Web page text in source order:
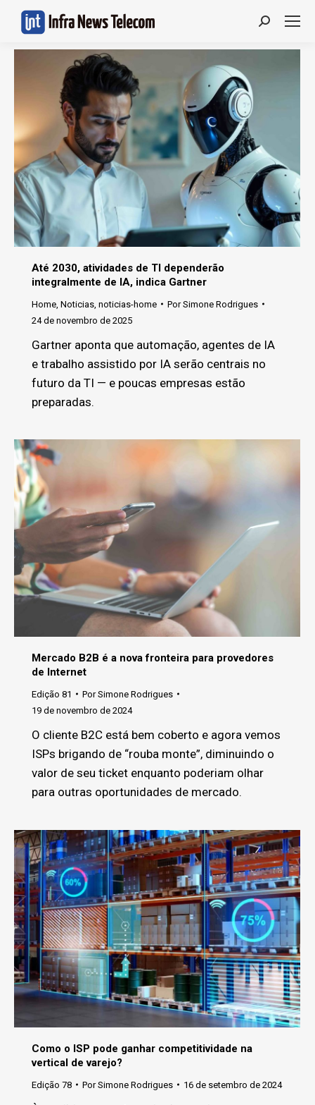
Search:
Até 2030, atividades de TI dependerão
integralmente de IA, indica Gartner
Home Noticias noticias-home PorSimone Rodrigues
24 de novembro de 2025
Gartner aponta que automação, agentes de IA
e trabalho assistido por IA serão centrais no
futuro da TI — e poucas empresas estão
preparadas.
Mercado B2B é a nova fronteira para provedores
de Internet
Edição 81 PorSimone Rodrigues
19 de novembro de 2024
O cliente B2C está bem coberto e agora vemos
ISPs brigando de “rouba monte”, diminuindo o
valor de seu ticket enquanto poderiam olhar
para outras oportunidades de mercado.
Como o ISP pode ganhar competitividade na
vertical de varejo?
Edição 78 PorSimone Rodrigues 16 de setembro de 2024